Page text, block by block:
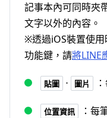
記事本內可同時夾
文字以外的內容。
※透過iOS裝置使
功能鍵，請將LINE
貼圖 ⋅ 圖片
位置資訊 ：每